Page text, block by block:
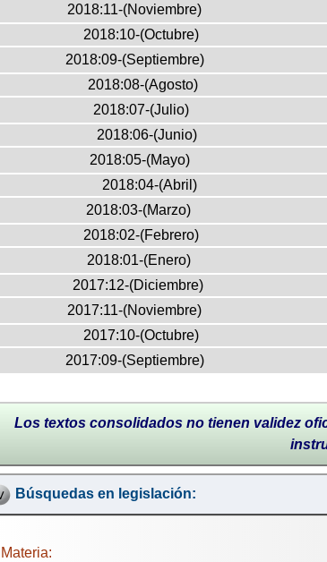
2018:11-(Noviembre)
2018:10-(Octubre)
2018:09-(Septiembre)
2018:08-(Agosto)
2018:07-(Julio)
2018:06-(Junio)
2018:05-(Mayo)
2018:04-(Abril)
2018:03-(Marzo)
2018:02-(Febrero)
2018:01-(Enero)
2017:12-(Diciembre)
2017:11-(Noviembre)
2017:10-(Octubre)
2017:09-(Septiembre)
Los textos consolidados no tienen validez
Búsquedas en legislación:
Materia: